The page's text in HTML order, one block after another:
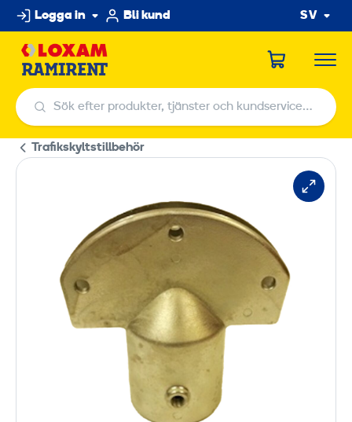
Hoppa
till
innehållet
Logga in Bli kund SV
Sök efter produkter, tjänster och kundservicecenter
Sök efter produkter, tjänster och kundservicecenter
Trafikskyltstillbehör